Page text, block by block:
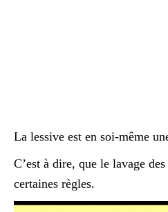
La lessive est en soi-même
C’est à dire, que le lavage
certaines règles.